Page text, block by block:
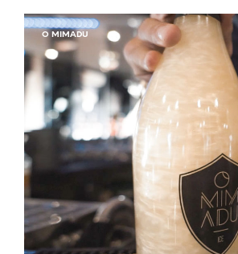
O MIMADU